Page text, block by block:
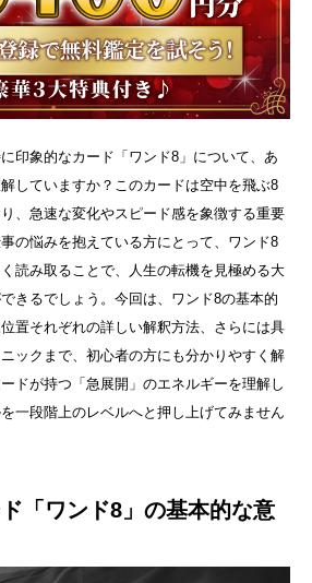
印象的なカード「ワンド8」について、あ
していますか？このカードは空中を飛ぶ8
、急速な変化やスピード感を象徴する重要
の悩みを抱えている方にとって、ワンド8
読み取ることで、人生の転機を見極める大
きるでしょう。今回は、ワンド8の基本的
置それぞれの詳しい解釈方法、さらには具
ックまで、初心者の方にも分かりやすく解
ドが持つ「急展開」のエネルギーを理解し
一段階上のレベルへと押し上げてみません
「ワンド8」の基本的な意